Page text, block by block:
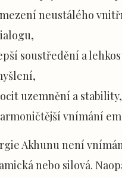
neustálého
soustředění a
uzemnění a stability,
vnímání
Akhunu není
nebo silová.